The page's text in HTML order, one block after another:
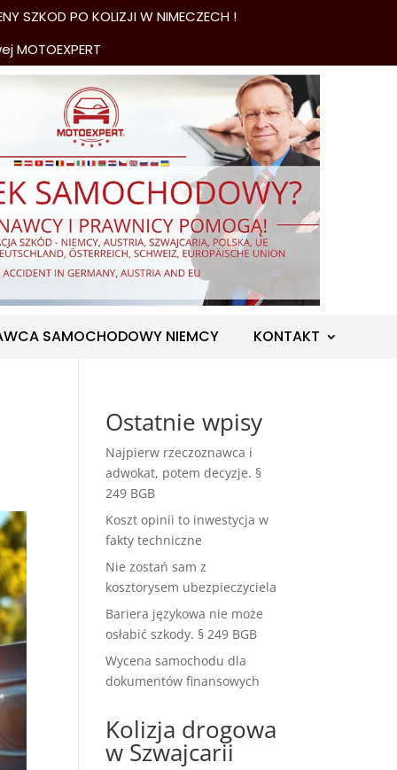
PO KOLIZJI W NIMECZECH !
SAMOCHODOWY NIEMCY KONTAKT
Ostatnie wpisy
Najpierw rzeczoznawca i
adwokat, potem decyzje. §
249 BGB
Koszt opinii to inwestycja w
fakty techniczne
Nie zostań sam z
kosztorysem ubezpieczyciela
Bariera językowa nie może
osłabić szkody. § 249 BGB
Wycena samochodu dla
dokumentów finansowych
Kolizja drogowa
w Szwajcarii